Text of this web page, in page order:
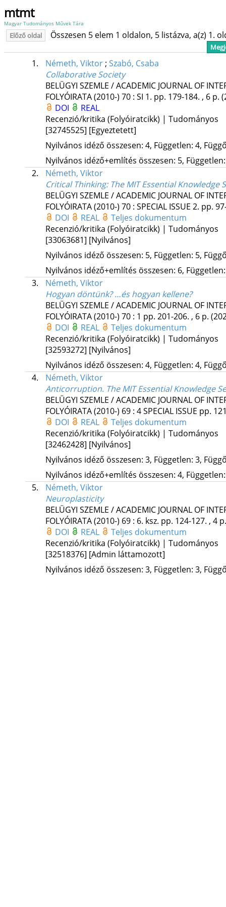
mtmt
Magyar Tudományos Művek Tára
Előző oldal Összesen 5 elem 1 oldalon, 5 listázva, a(z) 1.
1. Németh, Viktor; Szabó, Csaba
Collaborative Society
BELÜGYI SZEMLE / ACADEMIC JOURNAL OF
FOLYÓIRATA (2010-) 70: SI 1. pp. 179-184. , 6 p.
DOI
REAL
Recenzió/kritika (Folyóiratcikk) | Tudományos
[32745525] [Egyeztetett]
Nyilvános idéző összesen: 4, Független: 4,
Nyilvános idéző+említés összesen: 5,
2.
Németh, Viktor
Critical Thinking: The MIT Essential Knowledge
BELÜGYI SZEMLE / ACADEMIC JOURNAL OF
FOLYÓIRATA (2010-) 70: SPECIAL ISSUE 2. pp.
DOI
REAL
Teljes dokumentum
Recenzió/kritika (Folyóiratcikk) | Tudományos
[33063681] [Nyilvános]
Nyilvános idéző összesen: 5, Független: 5,
Nyilvános idéző+említés összesen: 6,
3.
Németh, Viktor
Hogyan döntünk? …és hogyan kellene?
BELÜGYI SZEMLE / ACADEMIC JOURNAL OF
FOLYÓIRATA (2010-) 70: 1 pp. 201-206. , 6 p.
DOI
REAL
Teljes dokumentum
Recenzió/kritika (Folyóiratcikk) | Tudományos
[32593272] [Nyilvános]
Nyilvános idéző összesen: 4, Független: 4,
4.
Németh, Viktor
Anticorruption. The MIT Essential Knowledge
BELÜGYI SZEMLE / ACADEMIC JOURNAL OF
FOLYÓIRATA (2010-) 69: 4 SPECIAL ISSUE pp.
DOI
REAL
Teljes dokumentum
Recenzió/kritika (Folyóiratcikk) | Tudományos
[32462428] [Nyilvános]
Nyilvános idéző összesen: 3, Független: 3,
Nyilvános idéző+említés összesen: 4,
5.
Németh, Viktor
Neuroplasticity
BELÜGYI SZEMLE / ACADEMIC JOURNAL OF
FOLYÓIRATA (2010-) 69: 6. ksz. pp. 124-127. , 4
DOI
REAL
Teljes dokumentum
Recenzió/kritika (Folyóiratcikk) | Tudományos
[32518376] [Admin láttamozott]
Nyilvános idéző összesen: 3, Független: 3,